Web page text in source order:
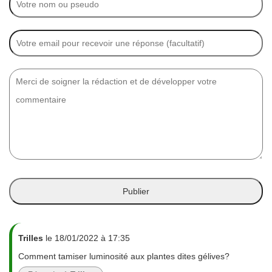
Trilles le 18/01/2022 à 17:35
Comment tamiser luminosité aux plantes dites gélives?